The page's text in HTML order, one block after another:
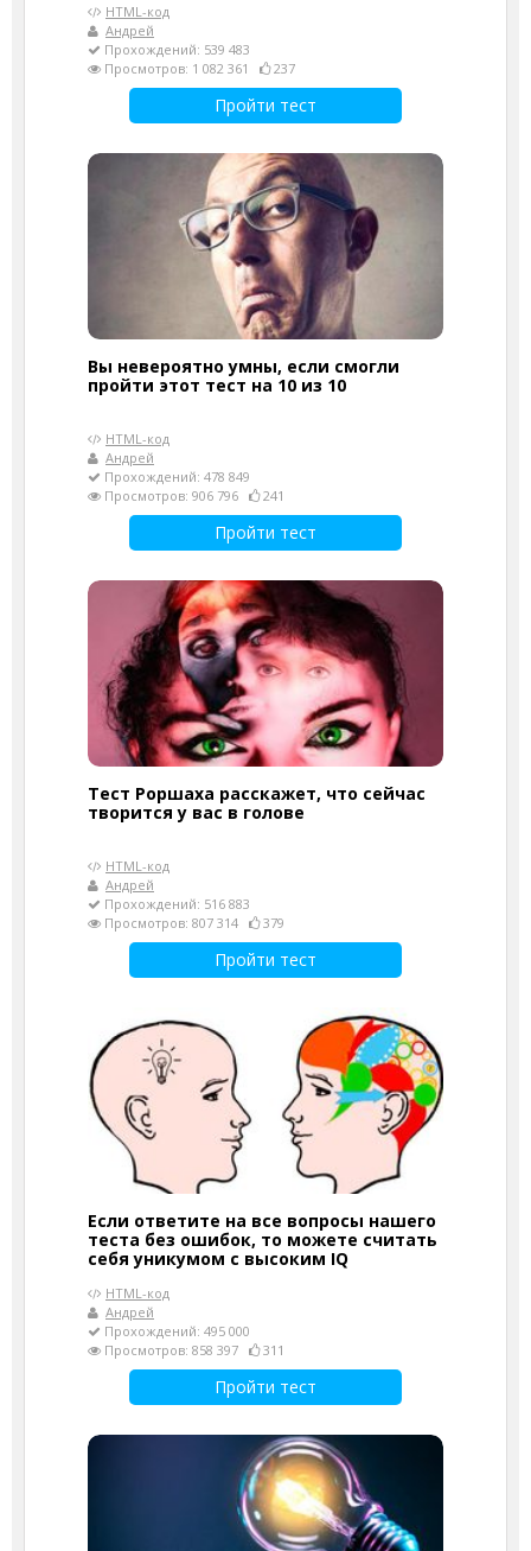
HTML-код
Андрей
Прохождений: 539 483
Просмотров: 1 082 361
237
Пройти тест
Вы невероятно умны, если смогли
пройти этот тест на 10 из 10
HTML-код
Андрей
Прохождений: 478 849
Просмотров: 906 796
241
Пройти тест
Тест Роршаха расскажет, что сейчас
творится у вас в голове
HTML-код
Андрей
Прохождений: 516 883
Просмотров: 807 314
379
Пройти тест
Если ответите на все вопросы нашего
теста без ошибок, то можете считать
себя уникумом с высоким IQ
HTML-код
Андрей
Прохождений: 495 000
Просмотров: 858 397
311
Пройти тест